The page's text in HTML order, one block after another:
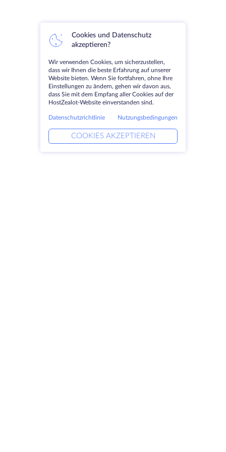
Cookies und Datenschutz
akzeptieren?
Wir verwenden Cookies, um sicherzustellen,
dass wir Ihnen die beste Erfahrung auf unserer
Website bieten. Wenn Sie fortfahren, ohne Ihre
Einstellungen zu ändern, gehen wir davon aus,
dass Sie mit dem Empfang aller Cookies auf der
HostZealot-Website einverstanden sind.
Datenschutzrichtlinie Nutzungsbedingungen
COOKIES AKZEPTIEREN